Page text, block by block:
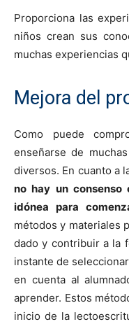
Proporciona las
niños crean sus
muchas experiencias
Mejora del
Como puede
enseñarse de
diversos. En cuanto a
no hay un consenso
idónea para
métodos y materiales
dado y contribuir a la
instante de
en cuenta al
aprender. Estos
inicio de la